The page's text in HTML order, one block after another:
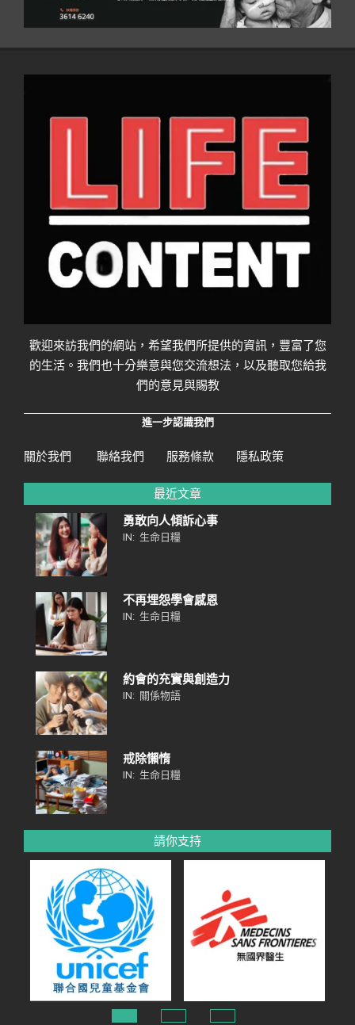
歡迎來訪我們的網站，希望我們所提供的資訊，豐富了您
的生活。我們也十分樂意與您交流想法，以及聽取您給我
們的意見與賜教
進一步認識我們
關於我們 聯絡我們 服務條款 隱私政策
最近文章
勇敢向人傾訴心事
IN: 生命日糧
不再埋怨學會感恩
IN: 生命日糧
約會的充實與創造力
IN: 關係物語
戒除懶惰
IN: 生命日糧
請你支持